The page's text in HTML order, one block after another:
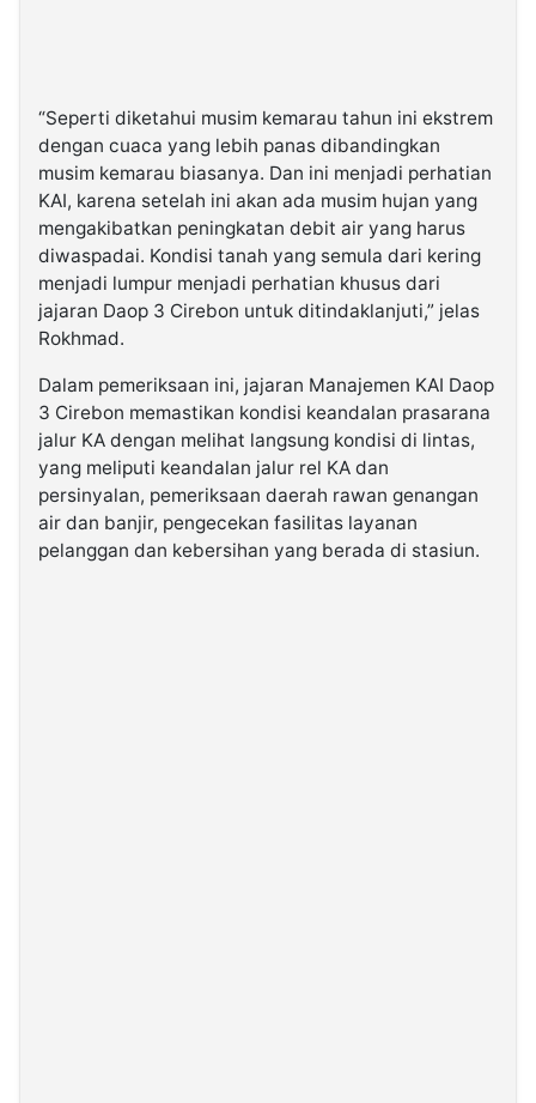
“Seperti diketahui musim kemarau tahun ini ekstrem
dengan cuaca yang lebih panas dibandingkan
musim kemarau biasanya. Dan ini menjadi perhatian
KAI, karena setelah ini akan ada musim hujan yang
mengakibatkan peningkatan debit air yang harus
diwaspadai. Kondisi tanah yang semula dari kering
menjadi lumpur menjadi perhatian khusus dari
jajaran Daop 3 Cirebon untuk ditindaklanjuti,” jelas
Rokhmad.
Dalam pemeriksaan ini, jajaran Manajemen KAI Daop
3 Cirebon memastikan kondisi keandalan prasarana
jalur KA dengan melihat langsung kondisi di lintas,
yang meliputi keandalan jalur rel KA dan
persinyalan, pemeriksaan daerah rawan genangan
air dan banjir, pengecekan fasilitas layanan
pelanggan dan kebersihan yang berada di stasiun.